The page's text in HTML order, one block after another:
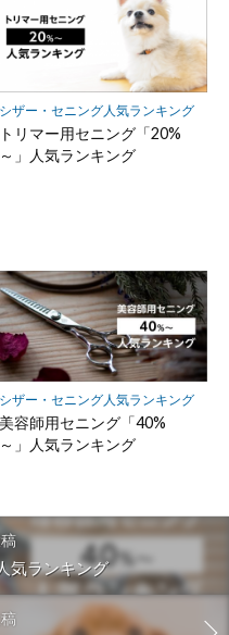
シザー・セニング人気ランキング
トリマー用セニング「20%
～」人気ランキング
シザー・セニング人気ランキング
美容師用セニング「40%
～」人気ランキング
気ランキング